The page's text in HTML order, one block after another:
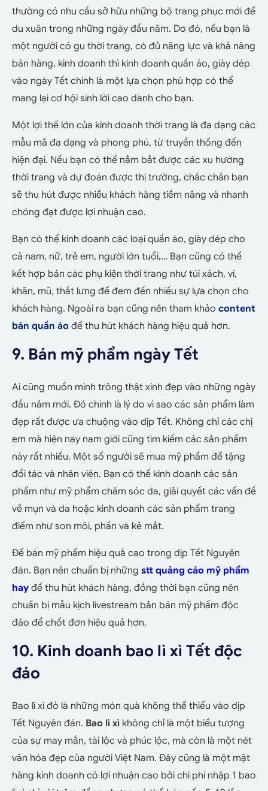
thường có nhu cầu sở hữu những bộ trang phục mới để
du xuân trong những ngày đầu năm. Do đó, nếu bạn là
một người có gu thời trang, có đủ năng lực và khả năng
bán hàng, kinh doanh thì kinh doanh quần áo, giày dép
vào ngày Tết chính là một lựa chọn phù hợp có thể
mang lại cơ hội sinh lời cao dành cho bạn.
Một lợi thế lớn của kinh doanh thời trang là đa dạng các
mẫu mã đa dạng và phong phú, từ truyền thống đến
hiện đại. Nếu bạn có thể nắm bắt được các xu hướng
thời trang và dự đoán được thị trường, chắc chắn bạn
sẽ thu hút được nhiều khách hàng tiềm năng và nhanh
chóng đạt được lợi nhuận cao.
Bạn có thể kinh doanh các loại quần áo, giày dép cho
cả nam, nữ, trẻ em, người lớn tuổi,… Bạn cũng có thể
kết hợp bán các phụ kiện thời trang như túi xách, ví,
khăn, mũ, thắt lưng để đem đến nhiều sự lựa chọn cho
khách hàng. Ngoài ra bạn cũng nên tham khảo content
bán quần áo để thu hút khách hàng hiệu quả hơn.
9. Bán mỹ phẩm ngày Tết
Ai cũng muốn mình trông thật xinh đẹp vào những ngày
đầu năm mới. Đó chính là lý do vì sao các sản phẩm làm
đẹp rất được ưa chuộng vào dịp Tết. Không chỉ các chị
em mà hiện nay nam giới cũng tìm kiếm các sản phẩm
này rất nhiều. Một số người sẽ mua mỹ phẩm để tặng
đối tác và nhân viên. Bạn có thể kinh doanh các sản
phẩm như mỹ phẩm chăm sóc da, giải quyết các vấn đề
về mụn và da hoặc kinh doanh các sản phẩm trang
điểm như son môi, phấn và kẻ mắt.
Để bán mỹ phẩm hiệu quả cao trong dịp Tết Nguyên
đán. Bạn nên chuẩn bị những stt quảng cáo mỹ phẩm
hay để thu hút khách hàng, đồng thời bạn cũng nên
chuẩn bị mẫu kịch livestream bản bán mỹ phẩm độc
đáo để chốt đơn hiệu quả hơn.
10. Kinh doanh bao lì xì Tết độc
đáo
Bao lì xì đỏ là những món quà không thể thiếu vào dịp
Tết Nguyên đán. Bao lì xì không chỉ là một biểu tượng
của sự may mắn, tài lộc và phúc lộc, mà còn là một nét
văn hóa đẹp của người Việt Nam. Đây cũng là một mặt
hàng kinh doanh có lợi nhuận cao bởi chi phí nhập 1 bao